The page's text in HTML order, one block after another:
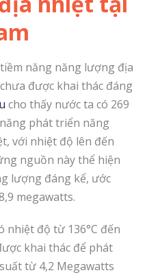
năng năng lượng địa
được khai thác đáng
cho thấy nước ta có 269
phát triển năng
với nhiệt độ lên đến
nguồn này thể hiện
lượng đáng kể, ước
megawatts.
nhiệt độ từ 136°C đến
khai thác để phát
từ 4,2 Megawatts